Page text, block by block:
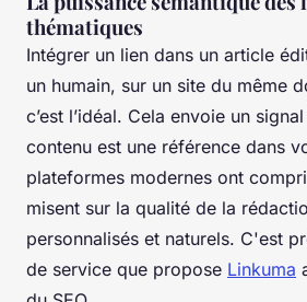
thématiques
Intégrer un lien dans un article
un humain, sur un site du même
c’est l’idéal. Cela envoie un
contenu est une référence dans
plateformes modernes ont
misent sur la qualité de la
personnalisés et naturels. C'est
de service que propose Linkuma